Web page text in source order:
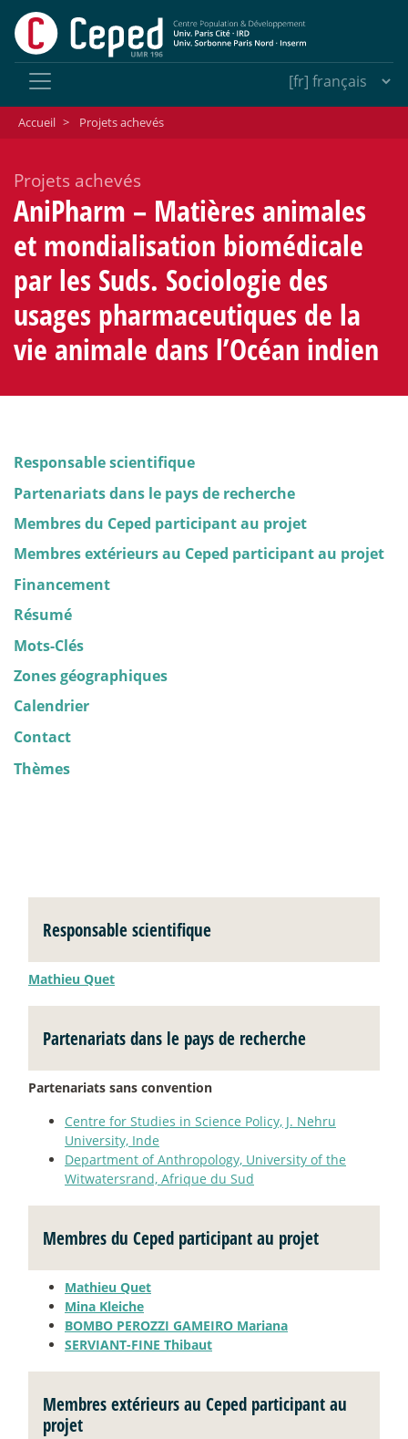
Accueil > Projets achevés
Projets achevés
AniPharm – Matières animales
et mondialisation biomédicale
par les Suds. Sociologie des
usages pharmaceutiques de la
vie animale dans l’Océan indien
Responsable scientifique
Partenariats dans le pays de recherche
Membres du Ceped participant au projet
Membres extérieurs au Ceped participant au projet
Financement
Résumé
Mots-Clés
Zones géographiques
Calendrier
Contact
Thèmes
Responsable scientifique
Mathieu Quet
Partenariats dans le pays de recherche
Partenariats sans convention
Centre for Studies in Science Policy, J. Nehru
University, Inde
Department of Anthropology, University of the
Witwatersrand, Afrique du Sud
Membres du Ceped participant au projet
Mathieu Quet
Mina Kleiche
BOMBO PEROZZI GAMEIRO Mariana
SERVIANT-FINE Thibaut
Membres extérieurs au Ceped participant au
projet